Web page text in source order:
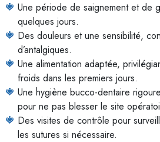
Une période de saignement et de
quelques jours.
Des douleurs et une sensibilité,
d’antalgiques.
Une alimentation adaptée,
froids dans les premiers jours.
Une hygiène bucco-dentaire
pour ne pas blesser le site
Des visites de contrôle pour
les sutures si nécessaire.